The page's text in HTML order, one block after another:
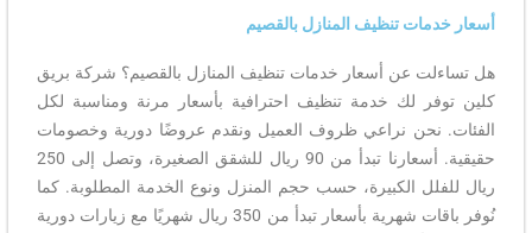
أسعار خدمات تنظيف المنازل بالقصيم
هل تساءلت عن أسعار خدمات تنظيف المنازل بالقصيم؟ شركة بريق
كلين توفر لك خدمة تنظيف احترافية بأسعار مرنة ومناسبة لكل
الفئات. نحن نراعي ظروف العميل ونقدم عروضًا دورية وخصومات
حقيقية. أسعارنا تبدأ من 90 ريال للشقق الصغيرة، وتصل إلى 250
ريال للفلل الكبيرة، حسب حجم المنزل ونوع الخدمة المطلوبة. كما
نُوفر باقات شهرية بأسعار تبدأ من 350 ريال شهريًا مع زيارات دورية